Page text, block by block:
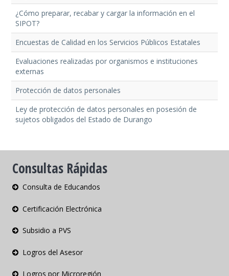
¿Cómo preparar, recabar y cargar la información en el
SIPOT?
Encuestas de Calidad en los Servicios Públicos Estatales
Evaluaciones realizadas por organismos e instituciones
externas
Protección de datos personales
Ley de protección de datos personales en posesión de
sujetos obligados del Estado de Durango
Consultas Rápidas
Consulta de Educandos
Certificación Electrónica
Subsidio a PVS
Logros del Asesor
Logros por Microregión